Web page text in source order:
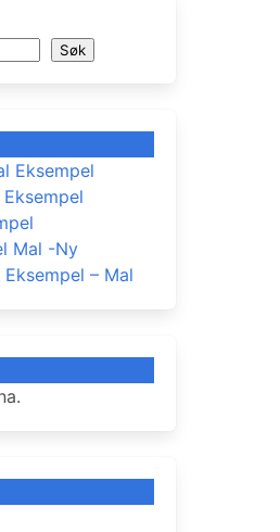
Søk
Eksempel
Mal -Ny
– Mal